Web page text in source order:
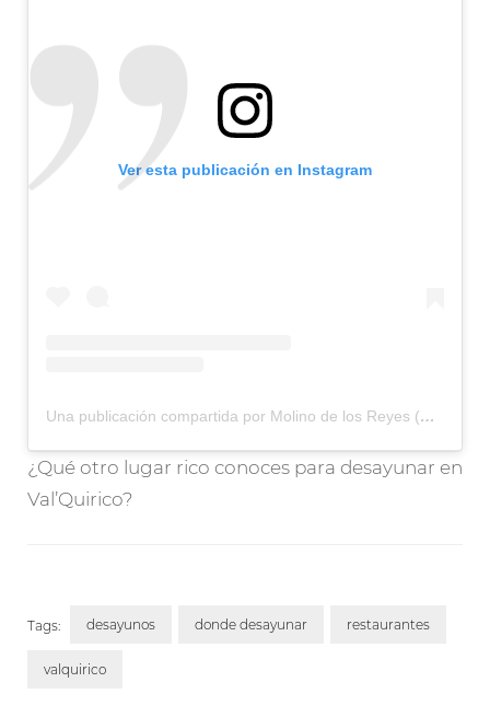
Ver esta publicación en Instagram
Una publicación compartida por Molino de los Reyes (@molinodelosreyes)
¿Qué otro lugar rico conoces para desayunar en
Val’Quirico?
Tags: desayunos donde desayunar restaurantes
valquirico